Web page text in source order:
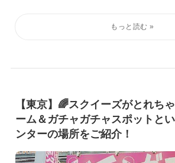
【東京】🌈スクイーズがとれち
ーム＆ガチャガチャスポットと
ンターの場所をご紹介！